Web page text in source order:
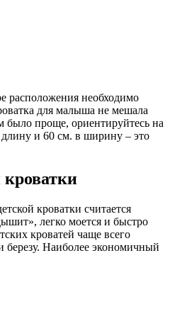
расположения необходимо
для малыша не мешала
проще, ориентируйтесь на
и 60 см. в ширину – это
кроватки считается
легко моется и быстро
кроватей чаще всего
березу. Наиболее экономичный